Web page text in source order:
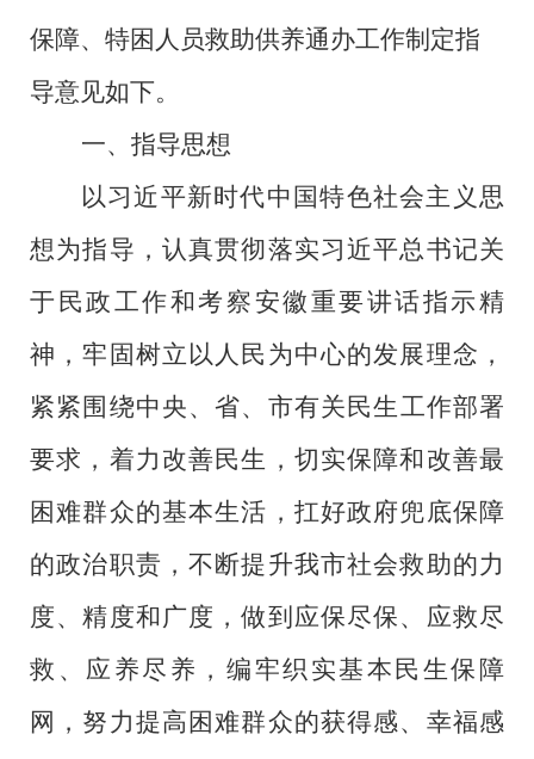
保障、特困人员救助供养通办工作制定指
导意见如下。
一、指导思想
以习近平新时代中国特色社会主义思
想为指导，认真贯彻落实习近平总书记关
于民政工作和考察安徽重要讲话指示精
神，牢固树立以人民为中心的发展理念，
紧紧围绕中央、省、 市有关民生工作部署
要求，着力改善民生，切实保障和改善最
困难群众的基本生活，扛好政府兜底保障
的政治职责 ，不断提升我市社会救助的力
度、精度和广度，做到应保尽保、应救尽
救、应养尽养，编牢织实基本民生保障
网，努力提高困难群众的获得感、幸福感